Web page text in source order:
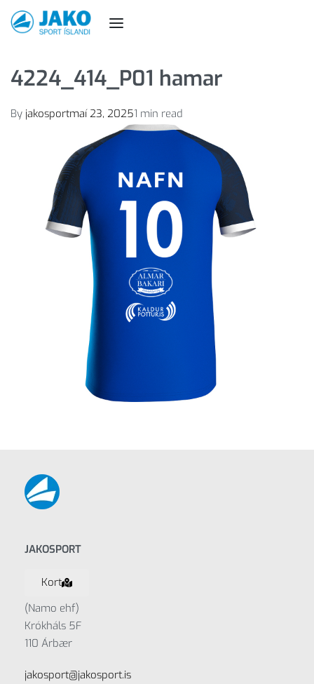
4224_414_P01 hamar
By jakosportmaí 23, 20251 min read
JAKOSPORT
Kort
(Namo ehf)
Krókháls 5F
110 Árbær
jakosport@jakosport.is